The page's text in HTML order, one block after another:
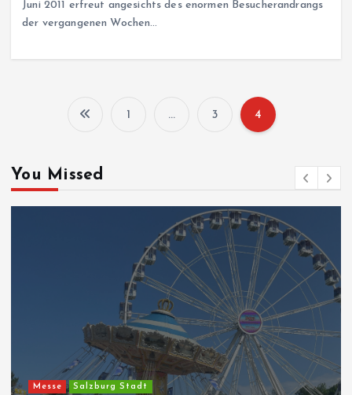
Juni 2011 erfreut angesichts des enormen Besucherandrangs
der vergangenen Wochen…
i
t
e
n
n
1 … 3 4
You Missed
Messe Salzburg Stadt